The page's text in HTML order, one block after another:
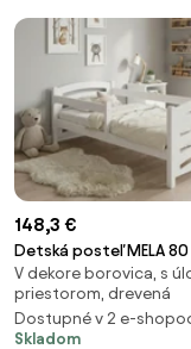
148,3 €
Detská posteľ MELA 80
cm, biela Rošt: S
roštom, Matrac: Bez
V dekore borovica, s
priestorom, drevená
Dostupné v 2 e-
Skladom